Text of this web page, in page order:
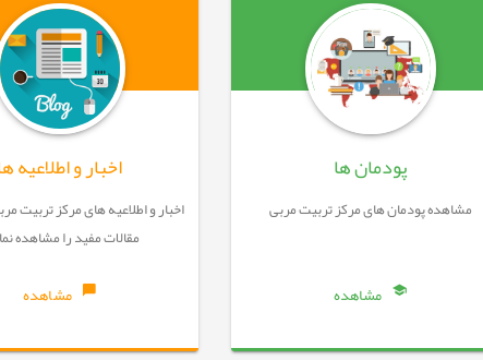
پودمان ها
مشاهده پودمان های مرکز تربیت مربی
مشاهده
اخبار و اطلاعیه
اخبار و اطلاعیه های مرکز تربیت
مقالات مفید را مشاهده
مشاهده